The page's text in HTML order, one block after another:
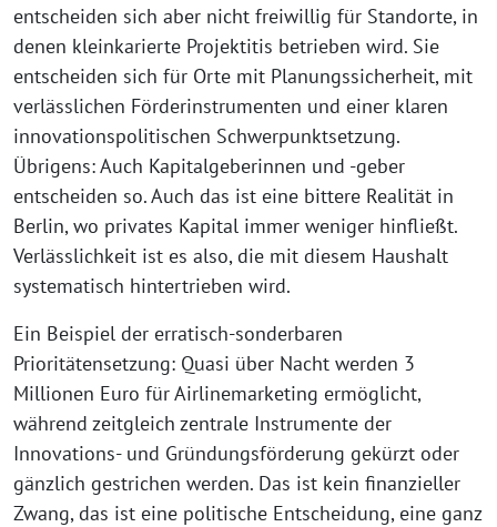
entscheiden sich aber nicht freiwillig für Standorte, in
denen kleinkarierte Projektitis betrieben wird. Sie
entscheiden sich für Orte mit Planungssicherheit, mit
verlässlichen Förderinstrumenten und einer klaren
innovationspolitischen Schwerpunktsetzung.
Übrigens: Auch Kapitalgeberinnen und -geber
entscheiden so. Auch das ist eine bittere Realität in
Berlin, wo privates Kapital immer weniger hinfließt.
Verlässlichkeit ist es also, die mit diesem Haushalt
systematisch hintertrieben wird.
Ein Beispiel der erratisch-sonderbaren
Prioritätensetzung: Quasi über Nacht werden 3
Millionen Euro für Airlinemarketing ermöglicht,
während zeitgleich zentrale Instrumente der
Innovations- und Gründungsförderung gekürzt oder
gänzlich gestrichen werden. Das ist kein finanzieller
Zwang, das ist eine politische Entscheidung, eine ganz